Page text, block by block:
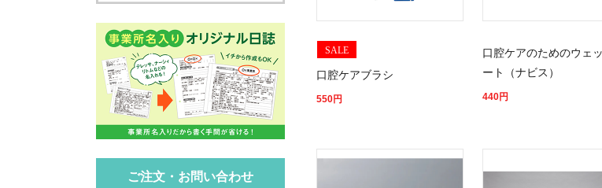
ご注文・お問い合わせ
SALE
口腔ケアブラシ
550円
口腔ケアのためのウェ
ート（ナビス）
440円